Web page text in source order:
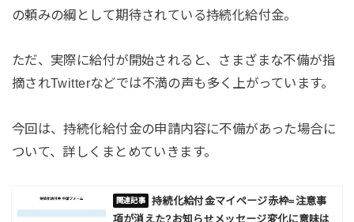
の頼みの綱として期待されている持続化給付金。
ただ、実際に給付が開始されると、さまざまな不備が指
摘されTwitterなどでは不満の声も多く上がっています。
今回は、持続化給付金の申請内容に不備があった場合に
ついて、詳しくまとめていきます。
持続化給付金マイページ赤枠=注意事
項が消えた?お知らせメッセージ変化に意味は